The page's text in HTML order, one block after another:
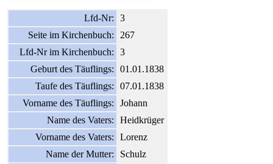
Lfd-Nr:
3
Seite im Kirchenbuch:
267
Lfd-Nr im Kirchenbuch:
3
Geburt des Täuflings:
01.01.1838
Taufe des Täuflings:
07.01.1838
Vorname des Täuflings:
Johann
Name des Vaters:
Heidkrüger
Vorname des Vaters:
Lorenz
Name der Mutter:
Schulz